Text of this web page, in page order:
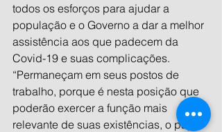
todos os esforços para ajudar a
população e o Governo a dar a melhor
assistência aos que padecem da
Covid-19 e suas complicações.
“Permaneçam em seus postos de
trabalho, porque é nesta posição que
poderão exercer a função mais
relevante de suas existências, o papel